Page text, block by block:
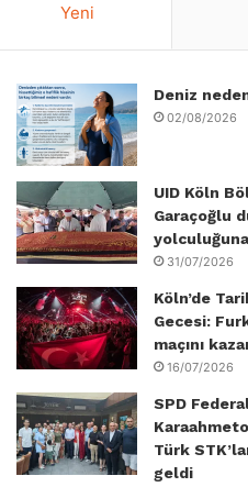
e
b
o
o
t
e
r
e
d
n
u
b
Yeni
Deniz
02/08/2026
UID Köln
Garaçoğlu
31/07/2026
Köln’de
Gecesi:
maçını
16/07/2026
SPD
Türk
geldi